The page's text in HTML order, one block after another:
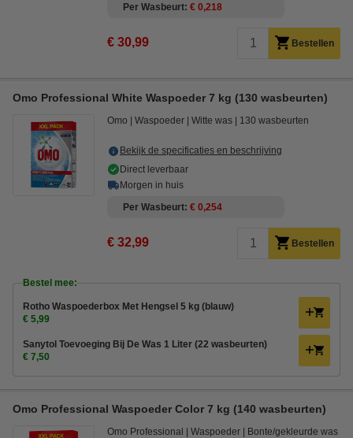
Per Wasbeurt € 0,218
€ 30,99 Bestellen
Omo Professional White Waspoeder 7 kg (130 wasbeurten)
Omo Waspoeder Witte was 130 wasbeurten
Bekijk de specificaties en beschrijving
Direct leverbaar
Morgen in huis
Per Wasbeurt € 0,254
€ 32,99 Bestellen
Bestel mee:
Rotho Waspoederbox Met Hengsel 5 kg (blauw)
€ 5,99
Sanytol Toevoeging Bij De Was 1 Liter (22 wasbeurten)
€ 7,50
Omo Professional Waspoeder Color 7 kg (140 wasbeurten)
Omo Professional Waspoeder
Bonte/gekleurde was